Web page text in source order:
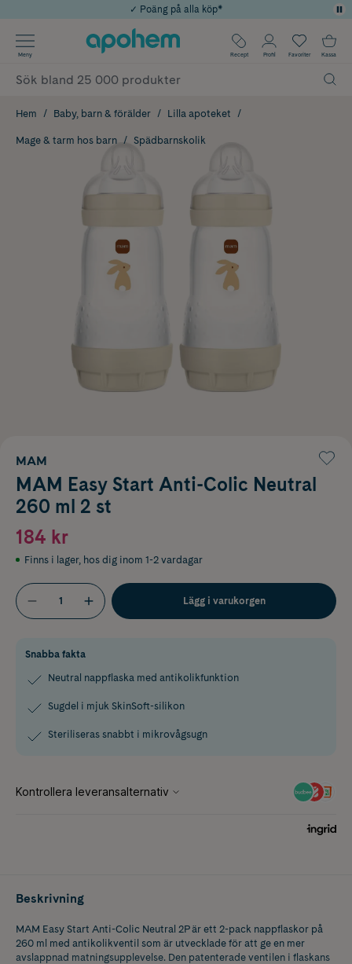
Årets Butik 2025 inom Skönhet
Använd kod: SOMMAR20 för 20% över 649kr
✓ Rådgivning från farmaceuter & hudterapeuter
✓ Poäng på alla köp*
Meny Recept Profil Favoriter Kassa
Hem Baby, barn & förälder Lilla apoteket
Mage & tarm hos barn Spädbarnskolik
MAM
MAM Easy Start Anti-Colic Neutral
260 ml 2 st
184 kr
Finns i lager, hos dig inom 1-2 vardagar
Lägg i varukorgen
Snabba fakta
Neutral nappflaska med antikolikfunktion
Sugdel i mjuk SkinSoft-silikon
Steriliseras snabbt i mikrovågsugn
Beskrivning
MAM Easy Start Anti-Colic Neutral 2P är ett 2-pack nappflaskor på
260 ml med antikolikventil som är utvecklade för att ge en mer
avslappnad matningsupplevelse. Den patenterade ventilen i flaskans